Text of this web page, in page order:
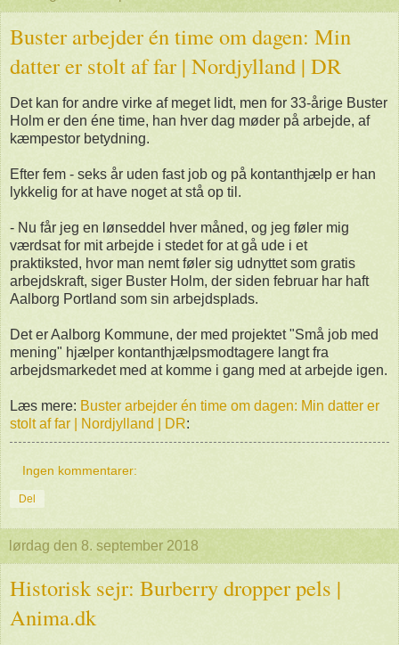
Buster arbejder én time om dagen: Min
datter er stolt af far | Nordjylland | DR
Det kan for andre virke af meget lidt, men for 33-årige Buster
Holm er den éne time, han hver dag møder på arbejde, af
kæmpestor betydning.
Efter fem - seks år uden fast job og på kontanthjælp er han
lykkelig for at have noget at stå op til.
- Nu får jeg en lønseddel hver måned, og jeg føler mig
værdsat for mit arbejde i stedet for at gå ude i et
praktiksted, hvor man nemt føler sig udnyttet som gratis
arbejdskraft, siger Buster Holm, der siden februar har haft
Aalborg Portland som sin arbejdsplads.
Det er Aalborg Kommune, der med projektet "Små job med
mening" hjælper kontanthjælpsmodtagere langt fra
arbejdsmarkedet med at komme i gang med at arbejde igen.
Læs mere: Buster arbejder én time om dagen: Min datter er
stolt af far | Nordjylland | DR:
Ingen kommentarer:
Del
lørdag den 8. september 2018
Historisk sejr: Burberry dropper pels |
Anima.dk